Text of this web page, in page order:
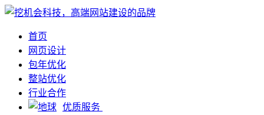
首页
网页设计
包年优化
整站优化
行业合作
优质服务